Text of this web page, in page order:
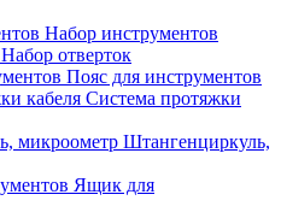
Набор инструментов
Набор отверток
Пояс для инструментов
Система протяжки
Штангенциркуль,
Ящик для